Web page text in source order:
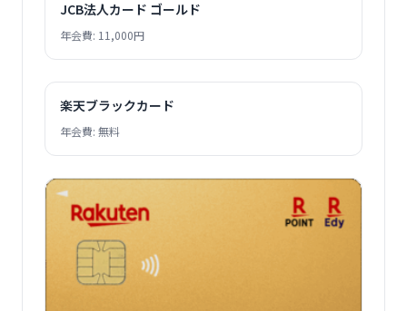
JCB法人カード ゴールド
年会費: 11,000円
楽天ブラックカード
年会費: 無料